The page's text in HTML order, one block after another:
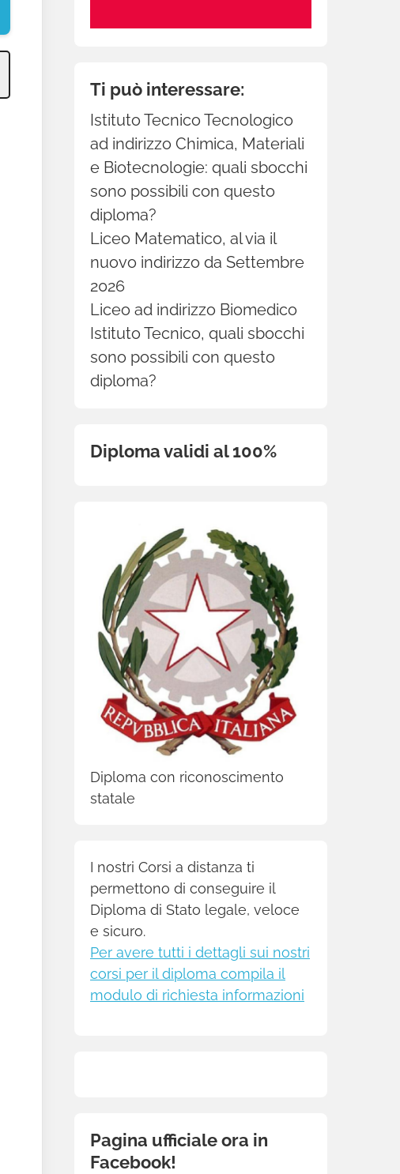
Ti può interessare:
Istituto Tecnico Tecnologico
ad indirizzo Chimica, Materiali
e Biotecnologie: quali sbocchi
sono possibili con questo
diploma?
Liceo Matematico, al via il
nuovo indirizzo da Settembre
2026
Liceo ad indirizzo Biomedico
Istituto Tecnico, quali sbocchi
sono possibili con questo
diploma?
Diploma validi al 100%
Diploma con riconoscimento
statale
I nostri Corsi a distanza ti
permettono di conseguire il
Diploma di Stato legale, veloce
e sicuro.
Per avere tutti i dettagli sui nostri
corsi per il diploma compila il
modulo di richiesta informazioni
Pagina ufficiale ora in
Facebook!